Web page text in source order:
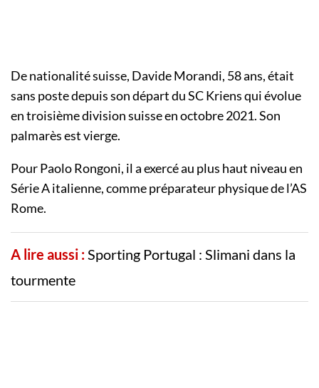
De nationalité suisse, Davide Morandi, 58 ans, était
sans poste depuis son départ du SC Kriens qui évolue
en troisième division suisse en octobre 2021. Son
palmarès est vierge.
Pour Paolo Rongoni, il a exercé au plus haut niveau en
Série A italienne, comme préparateur physique de l’AS
Rome.
A lire aussi : Sporting Portugal : Slimani dans la
tourmente